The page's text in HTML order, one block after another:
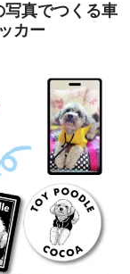
真でつくる車
カー